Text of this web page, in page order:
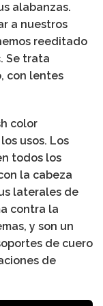
alabanzas.
a nuestros
reeditado
. Se trata
con lentes
color
usos. Los
todos los
la cabeza
laterales de
contra la
y son un
de cuero
de